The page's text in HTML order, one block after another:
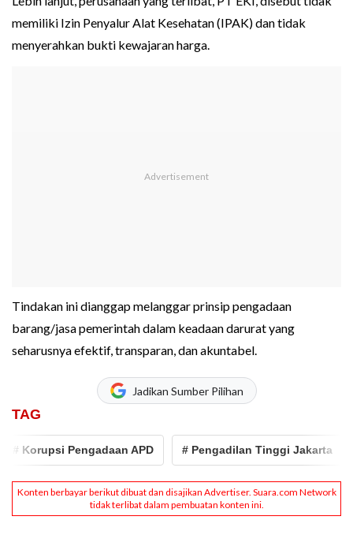
memiliki Izin Penyalur Alat Kesehatan (IPAK) dan tidak
menyerahkan bukti kewajaran harga.
Tindakan ini dianggap melanggar prinsip pengadaan
barang/jasa pemerintah dalam keadaan darurat yang
seharusnya efektif, transparan, dan akuntabel.
Jadikan Sumber Pilihan
TAG
Pengadaan APD # Pengadilan Tinggi Jakarta